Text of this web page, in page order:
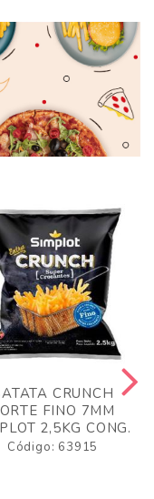
CRUNCH
FINO 7MM
2,5KG CONG.
Código: 63915